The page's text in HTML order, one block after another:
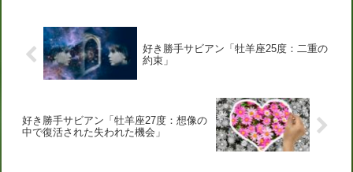
好き勝手サビアン「牡羊座25度：二重の
約束」
好き勝手サビアン「牡羊座27度：想像の
中で復活された失われた機会」